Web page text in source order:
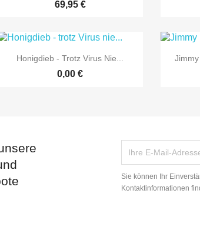
69,95 €
 Vorschau
Honigdieb - Trotz Virus Nie...
0,00 €
Sie können Ihr
Kontaktinformationen